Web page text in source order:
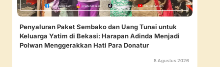
Penyaluran Paket Sembako dan Uang Tunai untuk
Keluarga Yatim di Bekasi: Harapan Adinda Menjadi
Polwan Menggerakkan Hati Para Donatur
8 Agustus 2026